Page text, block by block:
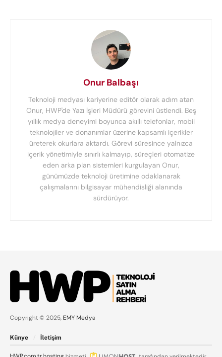
Onur Balbaşı
Teknoloji medyası kariyerine editör olarak adım atan
Onur, HWP'de Yazı İşleri Müdürü görevini üstlendi. Beş
yıllık medya deneyimi boyunca akıllı telefonlar, mobil
teknolojiler ve donanımlar üzerine kapsamlı içerikler
üreterek okurlara aktardı. Görevi süresince yalnızca
içerik yönetimiyle sınırlı kalmayıp, süreçleri otomatize
eden arka plan sistemleri kurgulayan Onur,
günümüzde teknoloji üretimine odaklanarak
çalışmalarını bilgisayar mühendisliği alanında
sürdürüyor.
Copyright © 2025, EMY Medya
Künye İletişim